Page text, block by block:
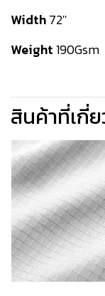
Width72''
Weight190Gsm
สินค้าที่เกี่